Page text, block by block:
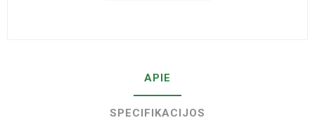
APIE
SPECIFIKACIJOS